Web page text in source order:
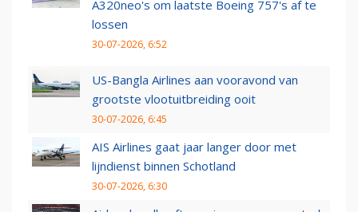
A320neo's om laatste Boeing 757's af te
lossen
30-07-2026, 6:52
US-Bangla Airlines aan vooravond van
grootste vlootuitbreiding ooit
30-07-2026, 6:45
AIS Airlines gaat jaar langer door met
lijndienst binnen Schotland
30-07-2026, 6:30